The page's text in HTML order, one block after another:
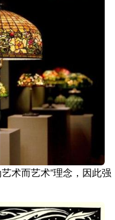
术而艺术”理念，因此强